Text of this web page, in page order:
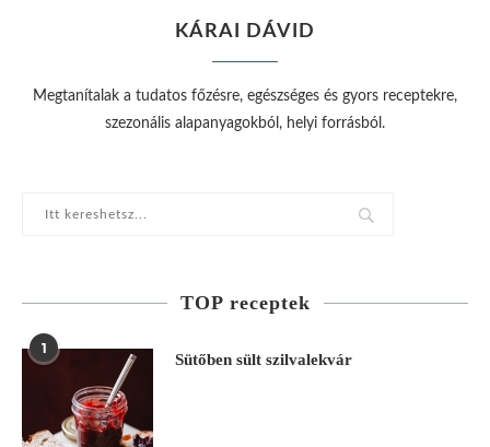
KÁRAI DÁVID
Megtanítalak a tudatos főzésre, egészséges és gyors receptekre,
szezonális alapanyagokból, helyi forrásból.
TOP receptek
1
Sütőben sült szilvalekvár